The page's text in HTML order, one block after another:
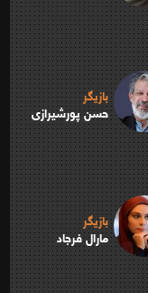
بازیگر
حسن پورشیرازی
بازیگر
مارال فرجاد